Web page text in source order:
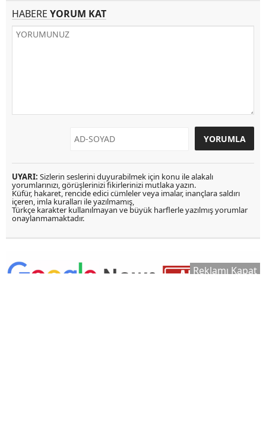
HABERE YORUM KAT
UYARI: Sizlerin seslerini duyurabilmek için konu ile alakalı
yorumlarınızı, görüşlerinizi fikirlerinizi mutlaka yazın.
Küfür, hakaret, rencide edici cümleler veya imalar, inançlara saldırı
içeren, imla kuralları ile yazılmamış,
Türkçe karakter kullanılmayan ve büyük harflerle yazılmış yorumlar
onaylanmamaktadır.
Reklamı Kapat